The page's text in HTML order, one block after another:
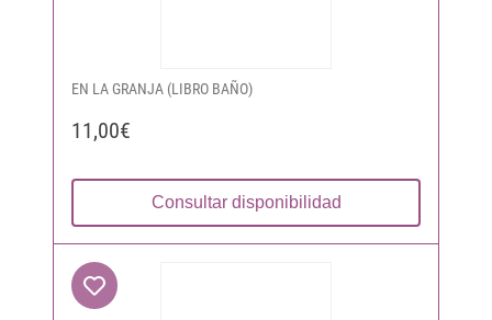
EN LA GRANJA (LIBRO BAÑO)
11,00€
Consultar disponibilidad